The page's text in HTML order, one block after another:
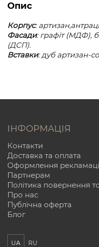
Опис
Корпус:
Фасади: графіт (МДФ),
(ДСП).
Вставки: дуб артизан-
ІНФОРМАЦІЯ
Контакти
Доставка та оплата
Оформлення
Партнерам
Політика повернення
Про нас
Публічна оферта
Блог
UA RU